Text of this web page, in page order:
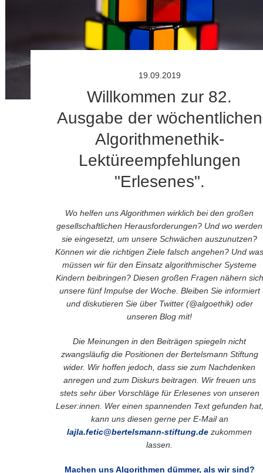
19.09.2019
Willkommen zur 82.
Ausgabe der wöchentlichen
Algorithmenethik-
Lektüreempfehlungen
"Erlesenes".
Wo helfen uns Algorithmen wirklich bei den großen
gesellschaftlichen Herausforderungen? Und wo werden
sie eingesetzt, um unsere Schwächen auszunutzen?
Können wir die richtigen Ziele falsch angehen? Und was
müssen wir für den Einsatz algorithmischer Systeme
Kindern beibringen? Diesen großen Fragen nähern sich
unsere fünf Impulse der Woche. Bleiben Sie informiert
und diskutieren Sie über Twitter (@algoethik) oder
unseren Blog mit!
Die Meinungen in den Beiträgen spiegeln nicht
zwangsläufig die Positionen der Bertelsmann Stiftung
wider. Wir hoffen jedoch, dass sie zum Nachdenken
anregen und zum Diskurs beitragen. Wir freuen uns
stets sehr über Vorschläge für Erlesenes von unseren
Leser:innen. Wer einen spannenden Text gefunden hat,
kann uns diesen gerne per E-Mail an
lajla.fetic@bertelsmann-stiftung.de zukommen
lassen.
Machen uns Algorithmen dümmer, als wir sind?